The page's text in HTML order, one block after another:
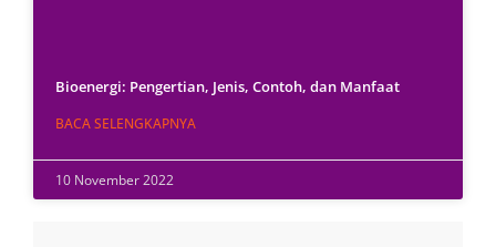
Bioenergi: Pengertian, Jenis, Contoh, dan Manfaat
BACA SELENGKAPNYA
10 November 2022